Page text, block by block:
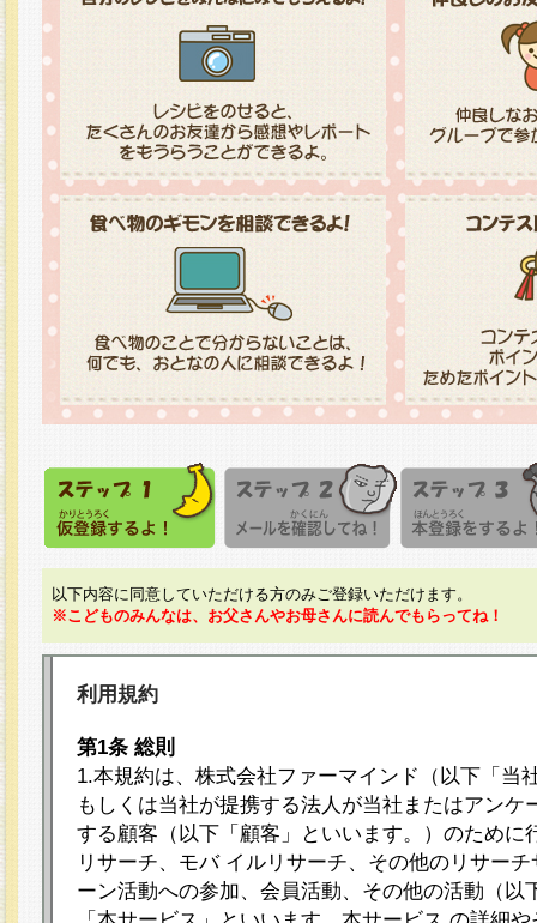
以下内容に同意していただける方のみご登録いただけます。
※こどものみんなは、お父さんやお母さんに読んでもらってね！
利用規約
第1条 総則
1.本規約は、株式会社ファーマインド（以下「当
もしくは当社が提携する法人が当社またはアンケ
する顧客（以下「顧客」といいます。）のために
リサーチ、モバ イルリサーチ、その他のリサー
ーン活動への参加、会員活動、その他の活動（以